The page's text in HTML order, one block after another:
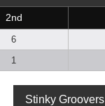
2nd
6
1
Stinky Groovers